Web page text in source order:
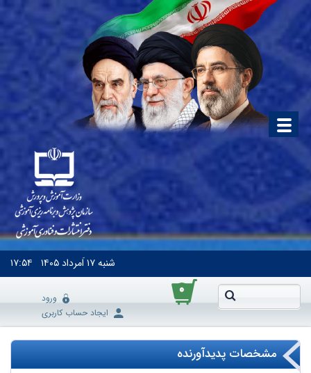
شنبه۱۷ اَمرداد ۱۴۰۵ ۱۷:۵۴
۰
ورود
ایجاد حساب کاربری
مشخصات پدیدآورنده